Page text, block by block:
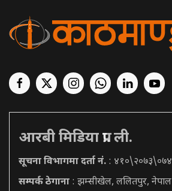
आरबी मिडिया प्रा. ली.
सूचना विभागमा दर्ता नं. : ४१०\२०७३\०७४
सम्पर्क ठेगाना : झम्सीखेल, ललितपुर, नेपाल